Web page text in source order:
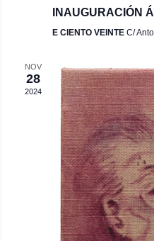
INAUGURACIÓN
E CIENTO VEINTE C/
NOV
28
2024